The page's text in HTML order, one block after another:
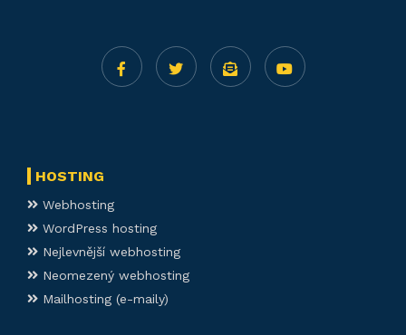
HOSTING
Webhosting
WordPress hosting
Nejlevnější webhosting
Neomezený webhosting
Mailhosting (e-maily)